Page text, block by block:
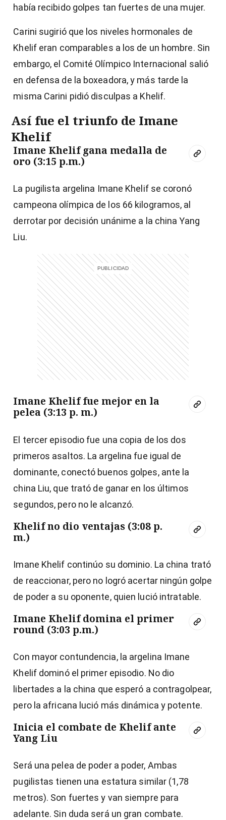
había recibido golpes tan fuertes de una mujer.
Carini sugirió que los niveles hormonales de
Khelif eran comparables a los de un hombre. Sin
embargo, el Comité Olímpico Internacional salió
en defensa de la boxeadora, y más tarde la
misma Carini pidió disculpas a Khelif.
Así fue el triunfo de Imane
Khelif
Imane Khelif gana medalla de
oro (3:15 p.m.)
La pugilista argelina Imane Khelif se coronó
campeona olímpica de los 66 kilogramos, al
derrotar por decisión unánime a la china Yang
Liu.
Imane Khelif fue mejor en la
pelea (3:13 p. m.)
El tercer episodio fue una copia de los dos
primeros asaltos. La argelina fue igual de
dominante, conectó buenos golpes, ante la
china Liu, que trató de ganar en los últimos
segundos, pero no le alcanzó.
Khelif no dio ventajas (3:08 p.
m.)
Imane Khelif continúo su dominio. La china trató
de reaccionar, pero no logró acertar ningún golpe
de poder a su oponente, quien lució intratable.
Imane Khelif domina el primer
round (3:03 p.m.)
Con mayor contundencia, la argelina Imane
Khelif dominó el primer episodio. No dio
libertades a la china que esperó a contragolpear,
pero la africana lució más dinámica y potente.
Inicia el combate de Khelif ante
Yang Liu
Será una pelea de poder a poder, Ambas
pugilistas tienen una estatura similar (1,78
metros). Son fuertes y van siempre para
adelante. Sin duda será un gran combate.